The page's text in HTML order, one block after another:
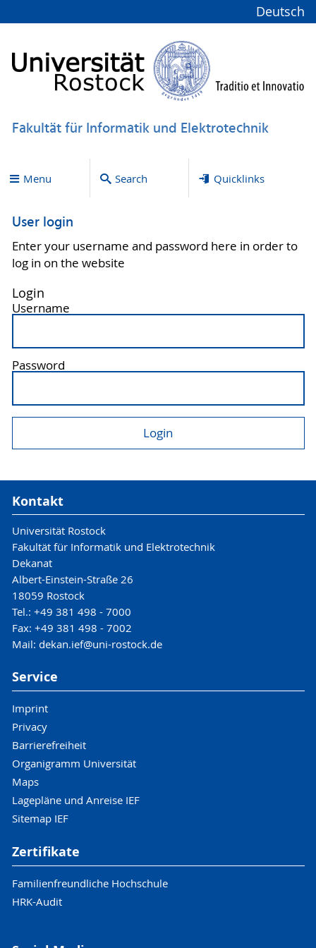
Deutsch
Fakultät für Informatik und Elektrotechnik
Menu Search Quicklinks
User login
Enter your username and password here in order to
log in on the website
Login
Username
Password
Kontakt
Universität Rostock
Fakultät für Informatik und Elektrotechnik
Dekanat
Albert-Einstein-Straße 26
18059 Rostock
Tel.: +49 381 498 - 7000
Fax: +49 381 498 - 7002
Mail: dekan.ief@uni-rostock.de
Service
Imprint
Privacy
Barrierefreiheit
Organigramm Universität
Maps
Lagepläne und Anreise IEF
Sitemap IEF
Zertifikate
Familienfreundliche Hochschule
HRK-Audit